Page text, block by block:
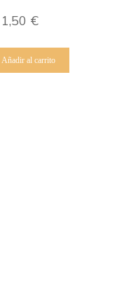
1,50 €
Añadir al carrito